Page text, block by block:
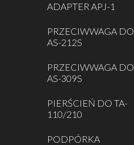
ADAPTER APJ-1
PRZECIWWAGA DO
AS-212S
PRZECIWWAGA DO
AS-309S
PIERŚCIEŃ DO TA-
110/210
PODPÓRKA